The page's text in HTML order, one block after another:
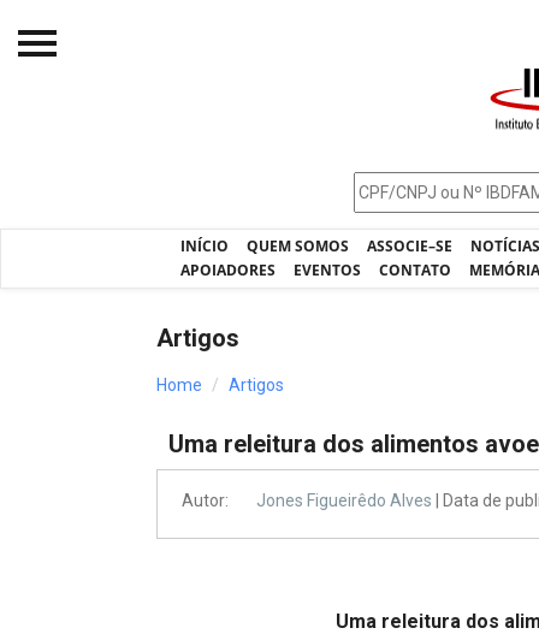
INÍCIO QUEM SOMOS ASSOCIE–SE
APOIADORES
EVENTOS CONTATO
Processos - IBDFAM
Artigos
Home Artigos
Uma releitura dos alimentos
Autor: Jones Figueirêdo Alves | Data de
Uma releitura dos